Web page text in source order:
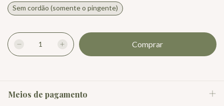
Sem cordão (somente o pingente)
Meios de pagamento